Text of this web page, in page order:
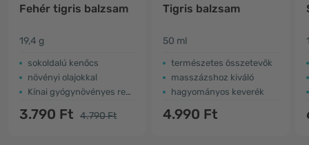
Fehér tigris balzsam
19,4 g
sokoldalú kenőcs
növényi olajokkal
Kínai gyógynövényes recept
3.790 Ft 4.790 Ft
Tigris balzsam
50 ml
természetes összetevők
masszázshoz kiváló
hagyományos keverék
4.990 Ft